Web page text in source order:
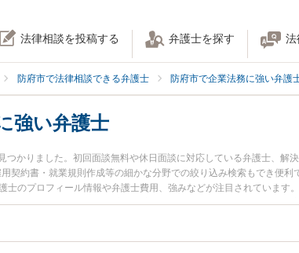
法律相談を投稿する 弁護士を探す 法
防府市で法律相談できる弁護士 防府市で企業法務に強い弁護
強い弁護士
かりました。初回面談無料や休日面談に対応している弁護士、解
契約書・就業規則作成等の細かな分野での絞り込み検索もでき便
士のプロフィール情報や弁護士費用、強みなどが注目されています
製造業のトラブル解決の実績豊富な近くの弁護士を検索したい』
さんにおすすめです。